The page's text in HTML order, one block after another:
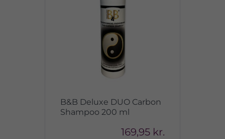
B&B Deluxe DUO Carbon
Shampoo 200 ml
169,95 kr.